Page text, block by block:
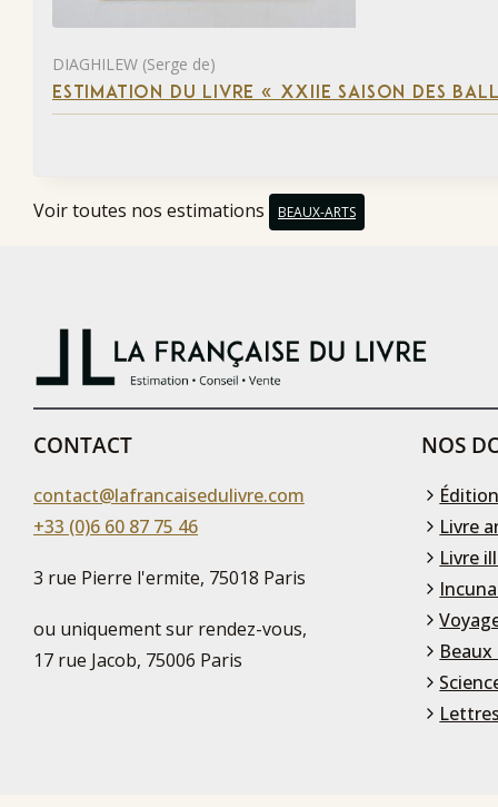
DIAGHILEW (Serge de)
ESTIMATION DU LIVRE « XXIIE SAISON DES
Voir toutes nos estimations BEAUX-ARTS
CONTACT
contact@lafrancaisedulivre.com
+33 (0)6 60 87 75 46
3 rue Pierre l'ermite, 75018 Paris
ou uniquement sur rendez-vous,
17 rue Jacob, 75006 Paris
NOS
Livre
Livre